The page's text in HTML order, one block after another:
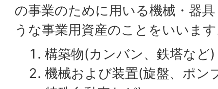
の事業のために用いる機械・器
うな事業用資産のことをいいま
構築物(カンバン、鉄塔など)
機械および装置(旋盤、ポン